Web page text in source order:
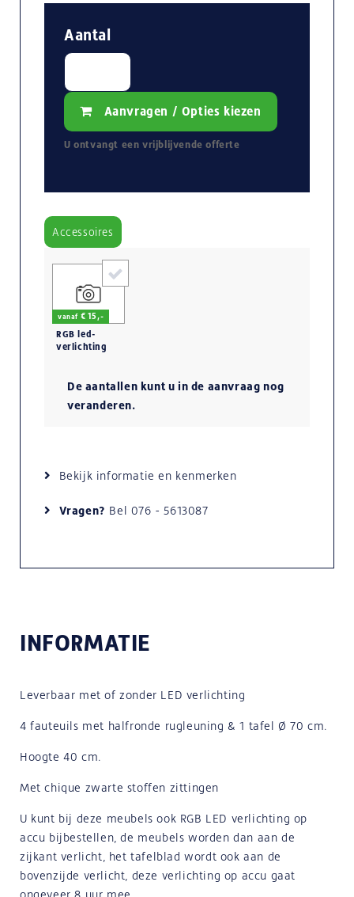
Aantal
Aanvragen / Opties kiezen
U ontvangt een vrijblijvende offerte
Accessoires
vanaf € 15,-
RGB led-
verlichting
De aantallen kunt u in de aanvraag nog
veranderen.
Bekijk informatie en kenmerken
Vragen? Bel 076 - 5613087
INFORMATIE
Leverbaar met of zonder LED verlichting
4 fauteuils met halfronde rugleuning & 1 tafel Ø 70 cm.
Hoogte 40 cm.
Met chique zwarte stoffen zittingen
U kunt bij deze meubels ook RGB LED verlichting op
accu bijbestellen, de meubels worden dan aan de
zijkant verlicht, het tafelblad wordt ook aan de
bovenzijde verlicht, deze verlichting op accu gaat
ongeveer 8 uur mee.